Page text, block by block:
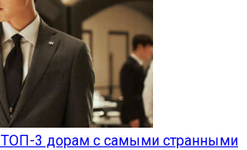
ТОП-3 дорам с самыми странными